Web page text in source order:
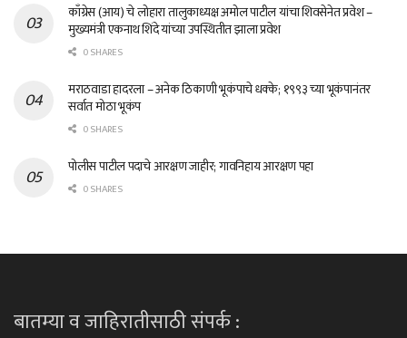
काँग्रेस (आय) चे लोहारा तालुकाध्यक्ष अमोल पाटील यांचा शिवसेनेत प्रवेश –
मुख्यमंत्री एकनाथ शिंदे यांच्या उपस्थितीत झाला प्रवेश
0 SHARES
मराठवाडा हादरला – अनेक ठिकाणी भूकंपाचे धक्के; १९९३ च्या भूकंपानंतर
सर्वात मोठा भूकंप
0 SHARES
पोलीस पाटील पदाचे आरक्षण जाहीर; गावनिहाय आरक्षण पहा
0 SHARES
बातम्या व जाहिरातीसाठी संपर्क :